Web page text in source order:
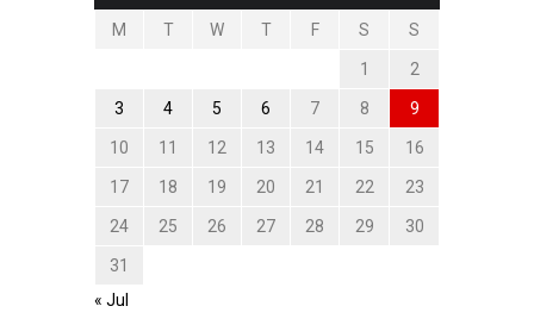
M T W T F S S
1 2
3 4 5 6 7 8 9
10 11 12 13 14 15 16
17 18 19 20 21 22 23
24 25 26 27 28 29 30
31
« Jul